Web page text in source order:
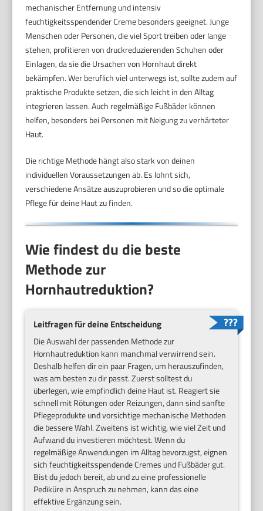
mechanischer Entfernung und intensiv
feuchtigkeitsspendender Creme besonders geeignet. Junge
Menschen oder Personen, die viel Sport treiben oder lange
stehen, profitieren von druckreduzierenden Schuhen oder
Einlagen, da sie die Ursachen von Hornhaut direkt
bekämpfen. Wer beruflich viel unterwegs ist, sollte zudem auf
praktische Produkte setzen, die sich leicht in den Alltag
integrieren lassen. Auch regelmäßige Fußbäder können
helfen, besonders bei Personen mit Neigung zu verhärteter
Haut.
Die richtige Methode hängt also stark von deinen
individuellen Voraussetzungen ab. Es lohnt sich,
verschiedene Ansätze auszuprobieren und so die optimale
Pflege für deine Haut zu finden.
Wie findest du die beste
Methode zur
Hornhautreduktion?
Leitfragen für deine Entscheidung
Die Auswahl der passenden Methode zur
Hornhautreduktion kann manchmal verwirrend sein.
Deshalb helfen dir ein paar Fragen, um herauszufinden,
was am besten zu dir passt. Zuerst solltest du
überlegen, wie empfindlich deine Haut ist. Reagiert sie
schnell mit Rötungen oder Reizungen, dann sind sanfte
Pflegeprodukte und vorsichtige mechanische Methoden
die bessere Wahl. Zweitens ist wichtig, wie viel Zeit und
Aufwand du investieren möchtest. Wenn du
regelmäßige Anwendungen im Alltag bevorzugst, eignen
sich feuchtigkeitsspendende Cremes und Fußbäder gut.
Bist du jedoch bereit, ab und zu eine professionelle
Pediküre in Anspruch zu nehmen, kann das eine
effektive Ergänzung sein.